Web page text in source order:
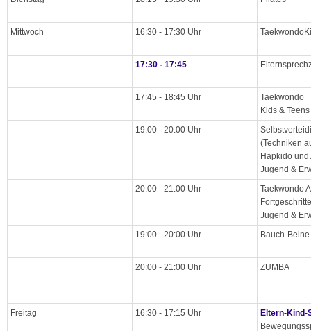
Mittwoch 16:30 - 17:30 Uhr
17:30 - 17:45
17:45 - 18:45 Uhr
Taekwondo
Kids &
19:00 - 20:00 Uhr
(Techniken
Hapkido und
Jugend &
20:00 - 21:00 Uhr
Taekwondo
Jugend &
19:00 - 20:00 Uhr
Bauch-
20:00 - 21:00 Uhr ZUMBA
Freitag 16:30 - 17:15 Uhr
Eltern-Kind-